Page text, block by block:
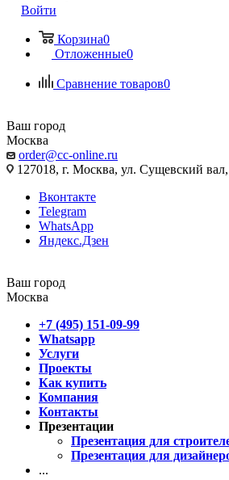
Войти
Корзина0
Отложенные0
Сравнение товаров0
Ваш город
Москва
order@cc-online.ru
127018, г. Москва, ул. Сущевский вал,
Вконтакте
Telegram
WhatsApp
Яндекс.Дзен
Ваш город
Москва
+7 (495) 151-09-99
Whatsapp
Услуги
Проекты
Как купить
Компания
Контакты
Презентации
Презентация для
Презентация для
...